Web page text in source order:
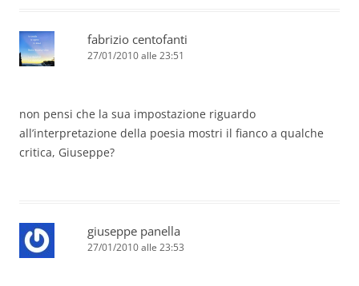
fabrizio centofanti
27/01/2010 alle 23:51
non pensi che la sua impostazione riguardo
all’interpretazione della poesia mostri il fianco a qualche
critica, Giuseppe?
giuseppe panella
27/01/2010 alle 23:53